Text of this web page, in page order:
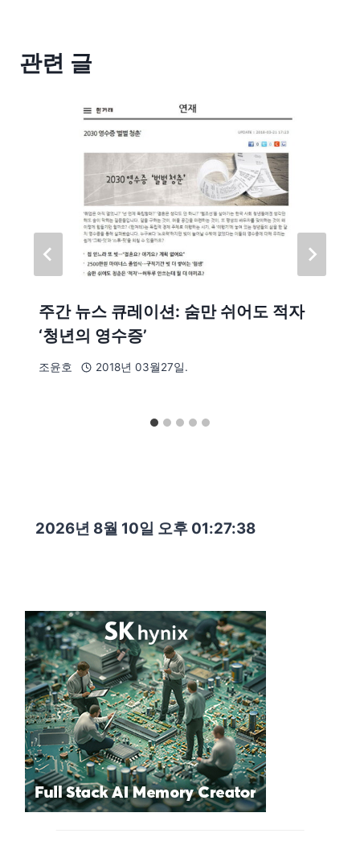
관련 글
주간 뉴스 큐레이션: 숨만 쉬어도 적자
‘청년의 영수증’
조윤호 2018년 03월27일.
2026년 8월 10일 오후 01:27:39